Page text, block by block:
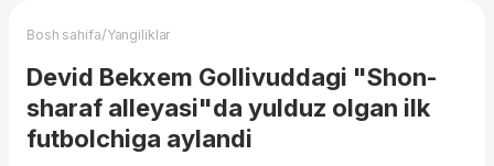
Bosh sahifa/Yangiliklar
Devid Bekxem Gollivuddagi "Shon-
sharaf alleyasi"da yulduz olgan ilk
futbolchiga aylandi